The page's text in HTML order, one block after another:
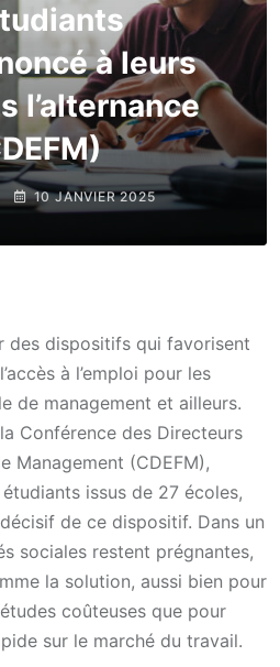
à leurs
l’alternance
10 JANVIER 2025
des dispositifs qui favorisent
à l’emploi pour les
de management et ailleurs.
Conférence des Directeurs
Management (CDEFM),
issus de 27 écoles,
de ce dispositif. Dans un
sociales restent prégnantes,
la solution, aussi bien pour
coûteuses que pour
sur le marché du travail.